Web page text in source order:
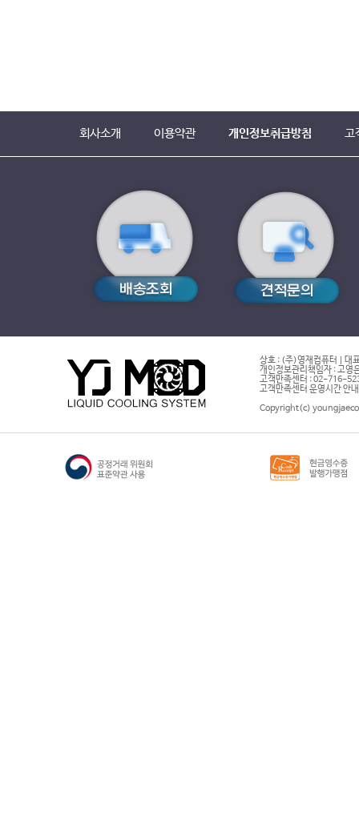
회사소개 이용약관 개인정보취급방침 고
상호 : (주)영재컴퓨터 | 대
개인정보관리책임자 : 고영
고객만족센터 : 02-716-
고객만족센터 운영시간 안
Copyright(c)